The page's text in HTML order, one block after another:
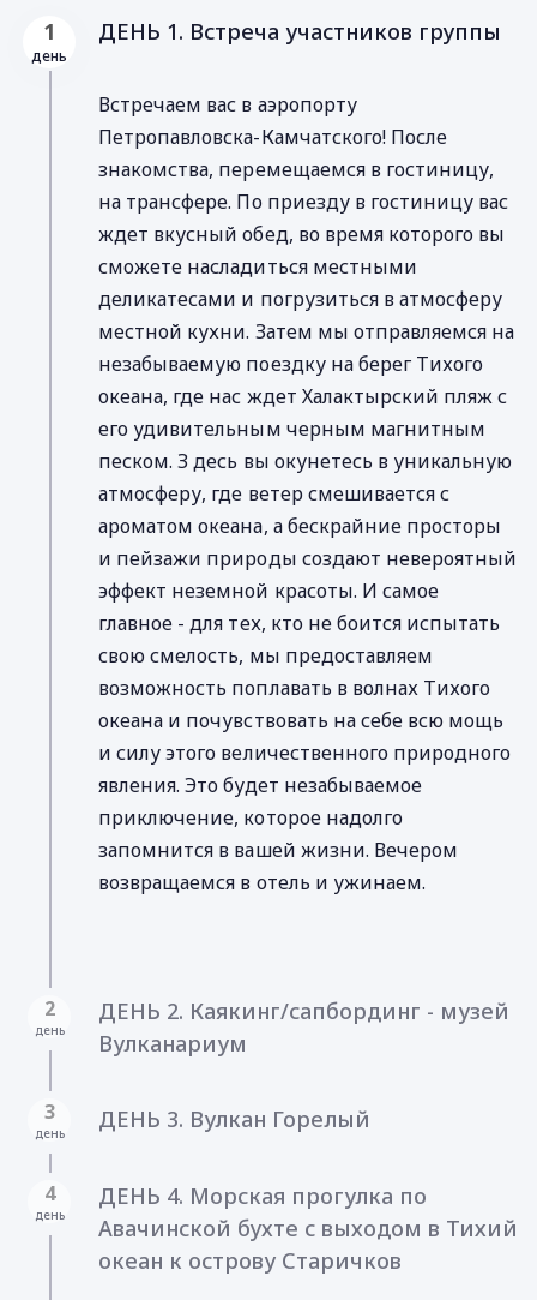
1
день
ДЕНЬ 1. Встреча участников группы
Встречаем вас в аэропорту
Петропавловска-Камчатского! После
знакомства, перемещаемся в гостиницу,
на трансфере. По приезду в гостиницу вас
ждет вкусный обед, во время которого вы
сможете насладиться местными
деликатесами и погрузиться в атмосферу
местной кухни. Затем мы отправляемся на
незабываемую поездку на берег Тихого
океана, где нас ждет Халактырский пляж с
его удивительным черным магнитным
песком. З десь вы окунетесь в уникальную
атмосферу, где ветер смешивается с
ароматом океана, а бескрайние просторы
и пейзажи природы создают невероятный
эффект неземной красоты. И самое
главное - для тех, кто не боится испытать
свою смелость, мы предоставляем
возможность поплавать в волнах Тихого
океана и почувствовать на себе всю мощь
и силу этого величественного природного
явления. Это будет незабываемое
приключение, которое надолго
запомнится в вашей жизни. Вечером
возвращаемся в отель и ужинаем.
2
день
ДЕНЬ 2. Каякинг/сапбординг - музей
Вулканариум
3
день ДЕНЬ 3. Вулкан Горелый
4
день
ДЕНЬ 4. Морская прогулка по
Авачинской бухте с выходом в Тихий
океан к острову Старичков